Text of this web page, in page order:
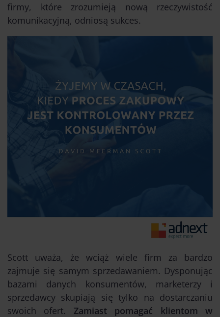
firmy, które zrozumieją nową rzeczywistość
komunikacyjną, odniosą sukces.
Scott uważa, że wciąż wiele firm za bardzo
zajmuje się samym sprzedawaniem. Dysponując
bazami danych konsumentów, marketerzy i
sprzedawcy skupiają się tylko na dostarczaniu
swoich ofert. Zamiast pomagać klientom w